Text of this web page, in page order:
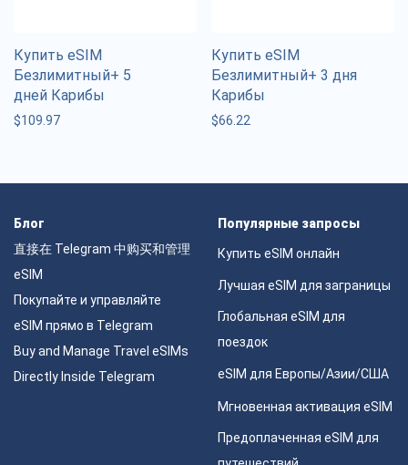
Купить eSIM
Безлимитный+ 5
дней Карибы
$109.97
Купить eSIM
Безлимитный+ 3 дня
Карибы
$66.22
Блог
直接在 Telegram 中购买和管理
eSIM
Покупайте и управляйте
eSIM прямо в Telegram
Buy and Manage Travel eSIMs
Directly Inside Telegram
Популярные запросы
Купить eSIM онлайн
Лучшая eSIM для заграницы
Глобальная eSIM для
поездок
eSIM для Европы/Азии/США
Мгновенная активация eSIM
Предоплаченная eSIM для